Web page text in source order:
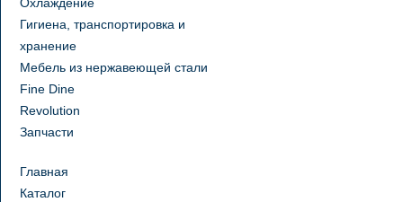
Гигиена, транспортировка и
хранение
Мебель из нержавеющей стали
Fine Dine
Revolution
Запчасти
Главная
Каталог